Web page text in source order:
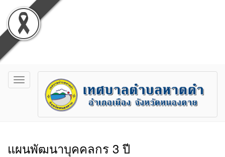
Toggle
navigation
แผนพัฒนาบุคคลกร 3 ปี